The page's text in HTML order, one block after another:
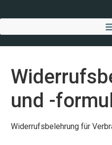
und -
Widerrufsbelehrung für